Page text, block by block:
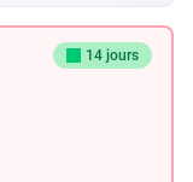
14 jours